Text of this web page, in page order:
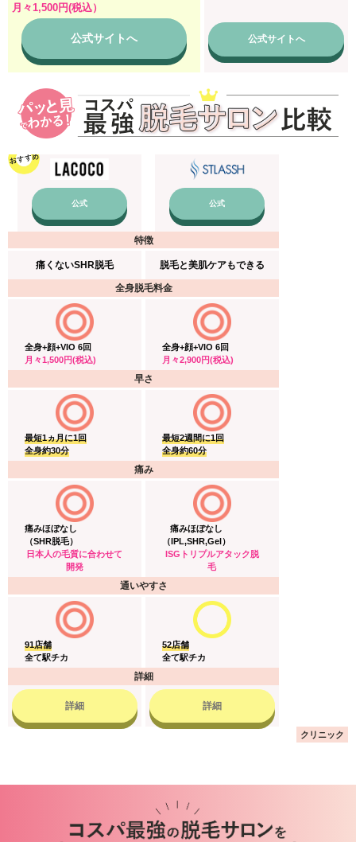
月々1,500円(税込）
公式サイトへ 公式サイトへ
クリニック
特徴
全身脱毛料金
早さ
痛み
通いやすさ
詳細
公式
痛くないSHR脱毛
全身+顔+VIO 6回
月々1,500円(税込)
最短1ヵ月に1回
全身約30分
痛みほぼなし
（SHR脱毛）
日本人の毛質に合わせて
開発
91店舗
全て駅チカ
詳細
公式
脱毛と美肌ケアもできる
全身+顔+VIO 6回
月々2,900円(税込)
最短2週間に1回
全身約60分
痛みほぼなし
（IPL,SHR,Gel）
ISGトリプルアタック脱
毛
52店舗
全て駅チカ
詳細